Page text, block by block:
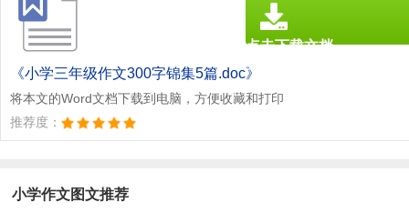
《小学三年级作文300字锦集5篇.doc》
将本文的Word文档下载到电脑，方便收藏和打印
推荐度：
点击下载文档
文档为doc格式
小学作文图文推荐